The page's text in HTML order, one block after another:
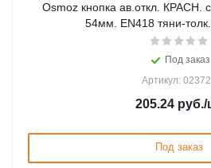
Osmoz кнопка ав.откл. КРАСН.
54мм. EN418 тяни-
Под заказ
Артикул:
205.24руб./
Под заказ